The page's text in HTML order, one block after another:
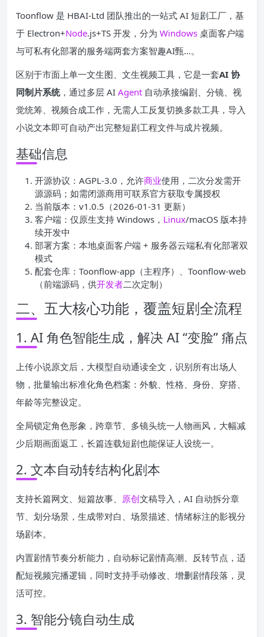
Toonflow 是 HBAI-Ltd 团队推出的一站式 AI 短剧工厂，基
于 Electron+Node.js+TS 开发，分为 Windows 桌面客户端
与可私有化部署的服务端两套方案智趣AI甄…。
区别于市面上单一文生图、文生视频工具，它是一套AI 协
同制片系统，通过多层 AI Agent 自动承接编剧、分镜、视
觉统筹、视频合成工作，无需人工反复切换多款工具，导入
小说文本即可自动产出完整短剧工程文件与成片视频。
基础信息
开源协议：AGPL-3.0，允许商业使用，二次分发需开
源源码；如需闭源商用可联系官方获取专属授权
当前版本：v1.0.5（2026-01-31 更新）
客户端：仅原生支持 Windows， Linux/macOS 版本持
续开发中
部署方案：本地桌面客户端 + 服务器云端私有化部署双
模式
配套仓库：Toonflow-app（主程序）、Toonflow-web
（前端源码，供开发者二次定制）
二、五大核心功能，覆盖短剧全流程
1. AI 角色智能生成，解决 AI “变脸” 痛点
上传小说原文后，大模型自动通读全文，识别所有出场人
物，批量输出标准化角色档案：外貌、性格、身份、穿搭、
年龄等完整设定。
全局锁定角色形象，跨章节、多镜头统一人物画风，大幅减
少后期画面返工，长篇连载短剧也能保证人设统一。
2. 文本自动转结构化剧本
支持长篇网文、短篇故事、 原创文稿导入，AI 自动拆分章
节、划分场景，生成带对白、场景描述、情绪标注的影视分
场剧本。
内置剧情节奏分析能力，自动标记剧情高潮、反转节点，适
配短视频完播逻辑，同时支持手动修改、增删剧情段落，灵
活可控。
3. 智能分镜自动生成